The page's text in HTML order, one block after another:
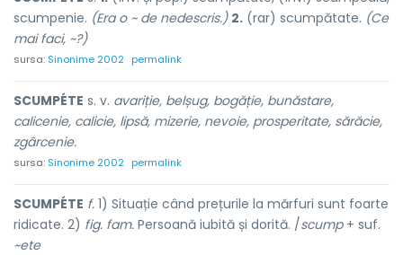
scumpenie. (Era o ~ de nedescris.) 2. (rar) scumpătate. (Ce
mai faci, ~?)
sursa: Sinonime 2002 permalink
SCUMPÉTE s. v. avariție, belșug, bogăție, bunăstare,
calicenie, calicie, lipsă, mizerie, nevoie, prosperitate, sărăcie,
zgârcenie.
sursa: Sinonime 2002 permalink
SCUMPÉTE f. 1) Situație când prețurile la mărfuri sunt foarte
ridicate. 2) fig. fam. Persoană iubită și dorită. /scump+ suf.
~ete